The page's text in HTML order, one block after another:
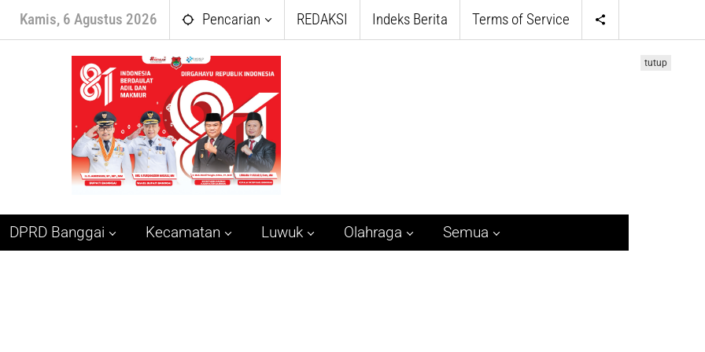
Kamis, 6 Agustus 2026 Pencarian REDAKSI Indeks Berita Terms of Service
DPRD Banggai Kecamatan Luwuk Olahraga Semua
tutup